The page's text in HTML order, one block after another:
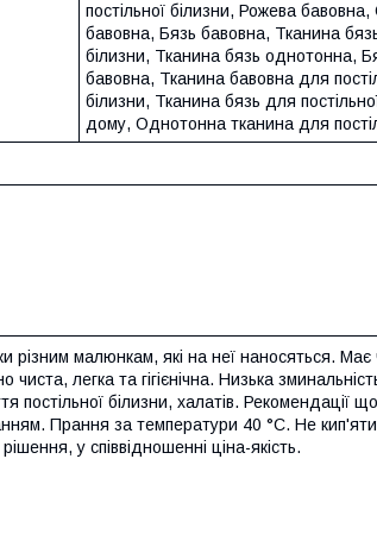
постільної білизни, Рожева бавовна,
бавовна, Бязь бавовна, Тканина
білизни, Тканина бязь однотонна,
бавовна, Тканина бавовна для
білизни, Тканина бязь для
дому, Однотонна тканина для
різним малюнкам, які на неї наносяться.
чиста, легка та гігієнічна. Низька
постільної білизни, халатів. Рекомендації
Прання за температури 40 °C. Не
у співвідношенні ціна-якість.